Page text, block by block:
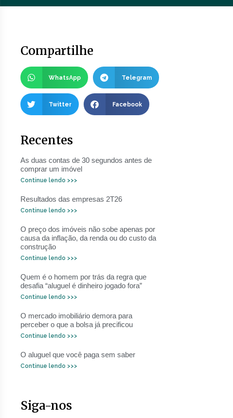
Compartilhe
WhatsApp Telegram
Twitter Facebook
Recentes
As duas contas de 30 segundos antes de
comprar um imóvel
Continue lendo >>>
Resultados das empresas 2T26
Continue lendo >>>
O preço dos imóveis não sobe apenas por
causa da inflação, da renda ou do custo da
construção
Continue lendo >>>
Quem é o homem por trás da regra que
desafia “aluguel é dinheiro jogado fora”
Continue lendo >>>
O mercado imobiliário demora para
perceber o que a bolsa já precificou
Continue lendo >>>
O aluguel que você paga sem saber
Continue lendo >>>
Siga-nos